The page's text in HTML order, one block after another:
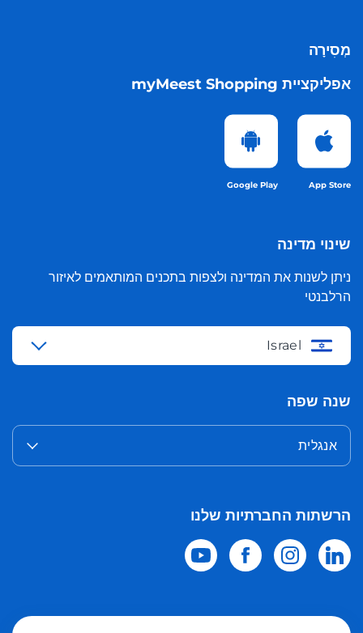
מְסִירָה
אפליקציית myMeest Shopping
App Store
Google Play
שינוי מדינה
ניתן לשנות את המדינה ולצפות בתכנים המותאמים לאיזור
הרלבנטי
Israel
שנה שפה
אנגלית
הרשתות החברתיות שלנו